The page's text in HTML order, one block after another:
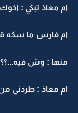
ام معاذ تبكي :
ام فارس ما سكه
منها : وش
ام معاذ : طردني